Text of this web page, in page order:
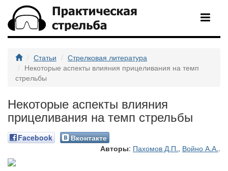
Статьи
Стрелковая литература
Некоторые аспекты влияния прицеливания на темп
стрельбы
Некоторые аспекты влияния
прицеливания на темп стрельбы
Facebook
Вконтакте
Авторы: Пахомов Д.П., Войно А.А..